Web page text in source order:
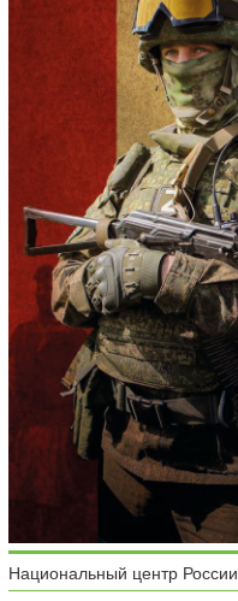
Национальный центр России